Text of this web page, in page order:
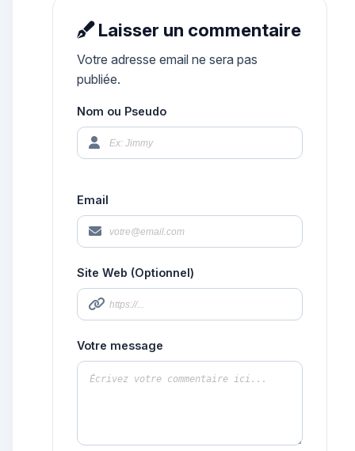
Laisser un commentaire
Votre adresse email ne sera pas
publiée.
Nom ou Pseudo
Email
Site Web (Optionnel)
Votre message